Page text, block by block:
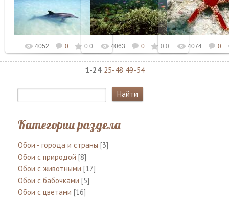
Admin
4052 0 0.0
Admin
4063 0 0.0
Admin
4074 0
1-24 25-48 49-54
Категории раздела
Обои - города и страны [3]
Обои с природой [8]
Обои с животными [17]
Обои с бабочками [5]
Обои с цветами [16]